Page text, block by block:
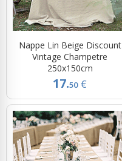
Nappe Lin Beige Discount
Vintage Champetre
250x150cm
17.50 €